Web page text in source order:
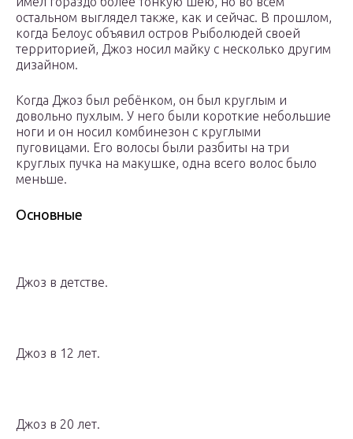
остальном выглядел также, как и сейчас. В прошлом,
когда Белоус объявил остров Рыболюдей своей
территорией, Джоз носил майку с несколько другим
дизайном.
Когда Джоз был ребёнком, он был круглым и
довольно пухлым. У него были короткие небольшие
ноги и он носил комбинезон с круглыми
пуговицами. Его волосы были разбиты на три
круглых пучка на макушке, одна всего волос было
меньше.
Основные
Джоз в детстве.
Джоз в 12 лет.
Джоз в 20 лет.